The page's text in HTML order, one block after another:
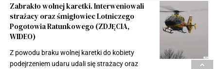
Zabrakło wolnej karetki. Interweniowali
strażacy oraz śmigłowiec Lotniczego
Pogotowia Ratunkowego (ZDJĘCIA,
WIDEO)
Z powodu braku wolnej karetki do kobiety
podejrzeniem udaru udali się strażacy oraz